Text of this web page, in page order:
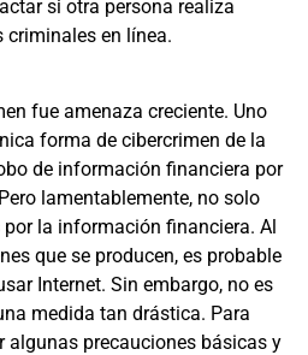
si otra persona realiza
criminales en línea.
fue amenaza creciente. Uno
forma de cibercrimen de la
de información financiera por
lamentablemente, no solo
la información financiera. Al
que se producen, es probable
Internet. Sin embargo, no es
medida tan drástica. Para
algunas precauciones básicas y